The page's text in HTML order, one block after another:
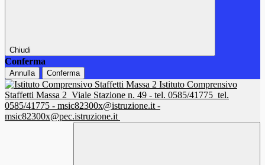
Chiudi
Conferma
Annulla Conferma
Istituto Comprensivo
Staffetti Massa 2 Viale Stazione n. 49 - tel. 0585/41775 tel.
0585/41775 - msic82300x@istruzione.it -
msic82300x@pec.istruzione.it